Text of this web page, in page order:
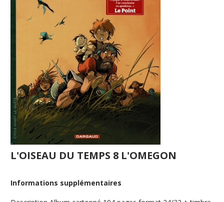
L'OISEAU DU TEMPS 8 L'OMEGON
Informations supplémentaires